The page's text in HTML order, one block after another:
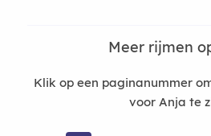
Meer rijmen
Klik op een paginanummer
voor Anja te